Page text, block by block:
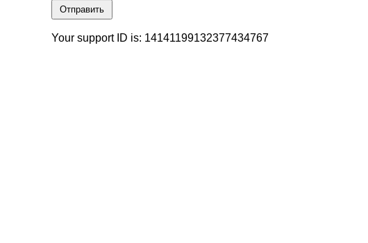
Отправить
Your support ID is: 14141199132377434767